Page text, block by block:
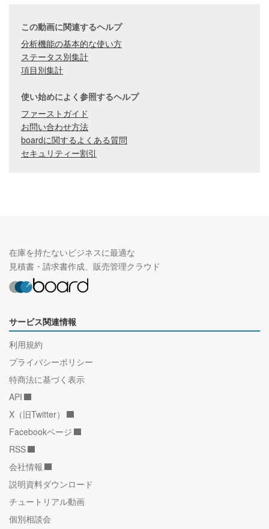
この動画に関連するヘルプ
分析機能の基本的な使い方
ステータス別集計
項目別集計
使い始めによく参照するヘルプ
ファーストガイド
お問い合わせ方法
boardに関するよくある質問
セキュリティー割引
在庫を持たないビジネスに最適な
見積書・請求書作成、販売管理クラウド
サービス関連情報
利用規約
プライバシーポリシー
特商法に基づく表示
API
X（旧Twitter）
Facebookページ
RSS
会社情報
説明資料ダウンロード
チュートリアル動画
個別相談会